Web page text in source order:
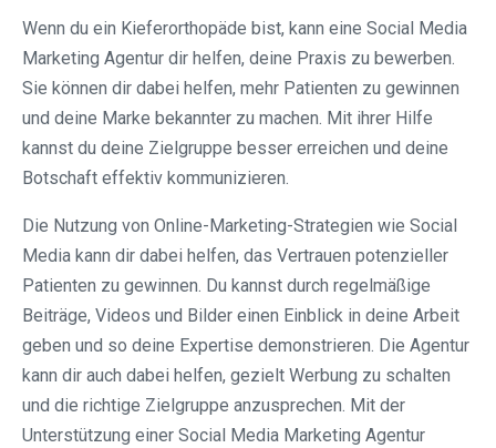
Wenn du ein Kieferorthopäde bist, kann eine Social Media
Marketing Agentur dir helfen, deine Praxis zu bewerben.
Sie können dir dabei helfen, mehr Patienten zu gewinnen
und deine Marke bekannter zu machen. Mit ihrer Hilfe
kannst du deine Zielgruppe besser erreichen und deine
Botschaft effektiv kommunizieren.
Die Nutzung von Online-Marketing-Strategien wie Social
Media kann dir dabei helfen, das Vertrauen potenzieller
Patienten zu gewinnen. Du kannst durch regelmäßige
Beiträge, Videos und Bilder einen Einblick in deine Arbeit
geben und so deine Expertise demonstrieren. Die Agentur
kann dir auch dabei helfen, gezielt Werbung zu schalten
und die richtige Zielgruppe anzusprechen. Mit der
Unterstützung einer Social Media Marketing Agentur